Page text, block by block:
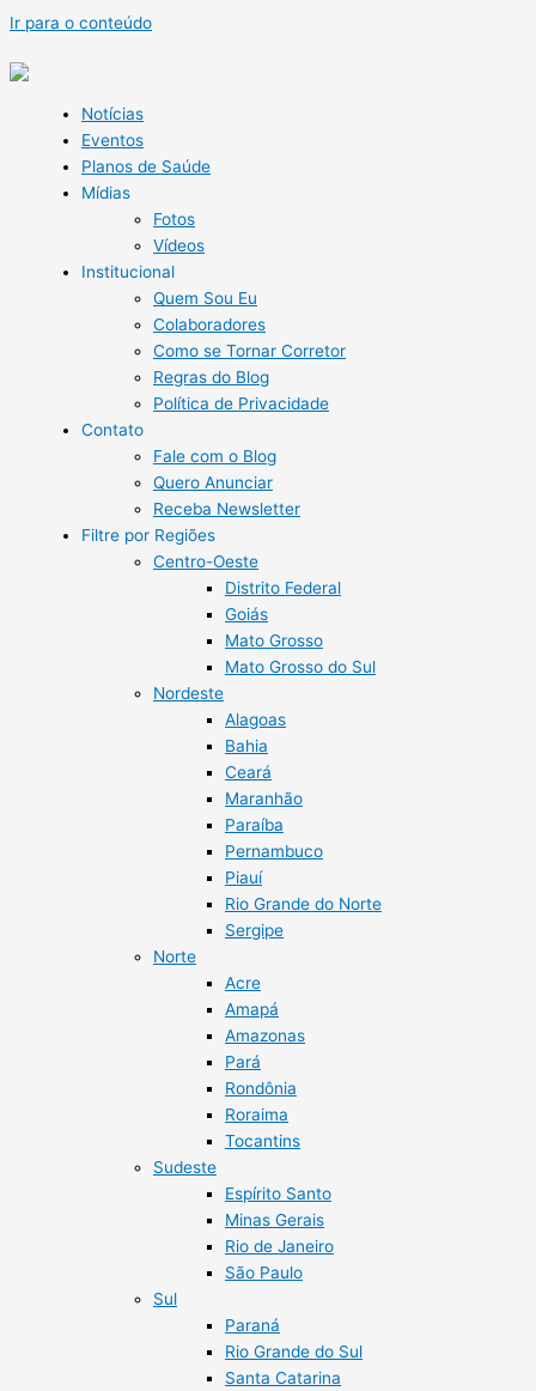
Ir para o conteúdo
Notícias
Eventos
Planos de Saúde
Mídias
Fotos
Vídeos
Institucional
Quem Sou Eu
Colaboradores
Como se Tornar Corretor
Regras do Blog
Política de Privacidade
Contato
Fale com o Blog
Quero Anunciar
Receba Newsletter
Filtre por Regiões
Centro-Oeste
Distrito Federal
Goiás
Mato Grosso
Mato Grosso do Sul
Nordeste
Alagoas
Bahia
Ceará
Maranhão
Paraíba
Pernambuco
Piauí
Rio Grande do Norte
Sergipe
Norte
Acre
Amapá
Amazonas
Pará
Rondônia
Roraima
Tocantins
Sudeste
Espírito Santo
Minas Gerais
Rio de Janeiro
São Paulo
Sul
Paraná
Rio Grande do Sul
Santa Catarina